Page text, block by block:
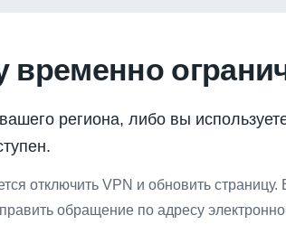
временно
региона, либо вы
отключить VPN и обновить
обращение по адресу